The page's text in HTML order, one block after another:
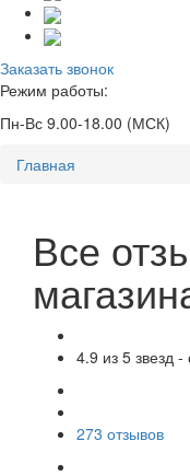
Заказать звонок
Режим работы:
Пн-Вс 9.00-18.00 (МСК)
Главная
Все
4.9 из 5 звезд -
273 отзывов